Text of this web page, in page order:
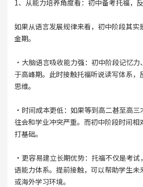
1、从能力培养角度看：初中备考托福，
如果从语言发展规律来看，初中阶段其实
金期。
·大脑语言吸收能力强：初中阶段记忆力
于高峰期。此时接触托福听说读写体系，
思维。
·时间成本更低：如果等到高二甚至高三
往会和学业冲突严重。而初中阶段时间相
打基础。
·更容易建立长期优势：托福不仅是考试
语能力体系。提前接触，可以帮助学生未
或海外学习环境。